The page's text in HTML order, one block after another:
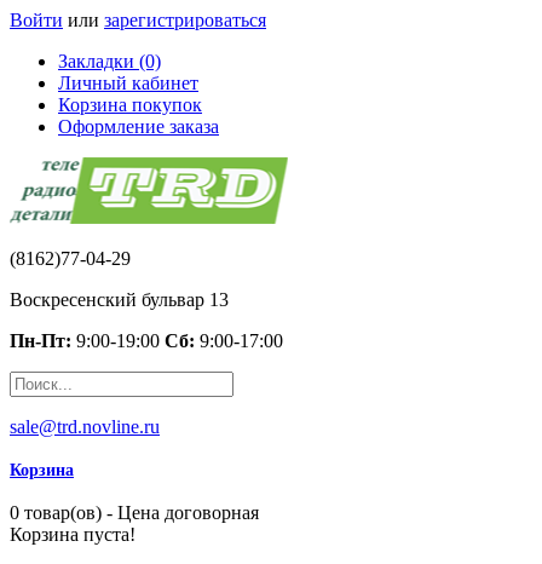
Войти или зарегистрироваться
Закладки (0)
Личный кабинет
Корзина покупок
Оформление заказа
(8162)77-04-29
Воскресенский бульвар 13
Пн-Пт: 9:00-19:00 Сб: 9:00-17:00
sale@trd.novline.ru
Корзина
0 товар(ов) - Цена договорная
Корзина пуста!